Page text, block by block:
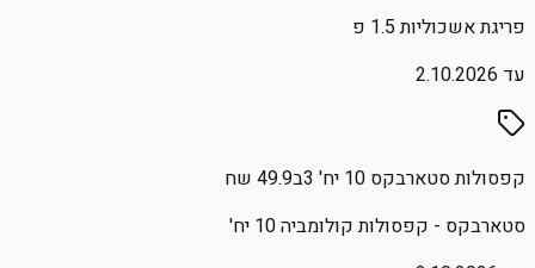
פריגת אשכוליות 1.5 פ
עד 2.10.2026
קפסולות סטארבקס 10 יח' 3ב49.9 שח
סטארבקס - קפסולות קולומביה 10 יח'